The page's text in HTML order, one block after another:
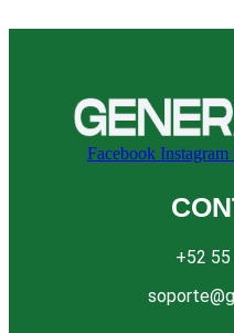
Facebook Instagram
+52